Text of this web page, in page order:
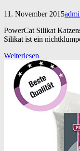
11. November 2015
PowerCat Silikat
Silikat ist ein
Weiterlesen